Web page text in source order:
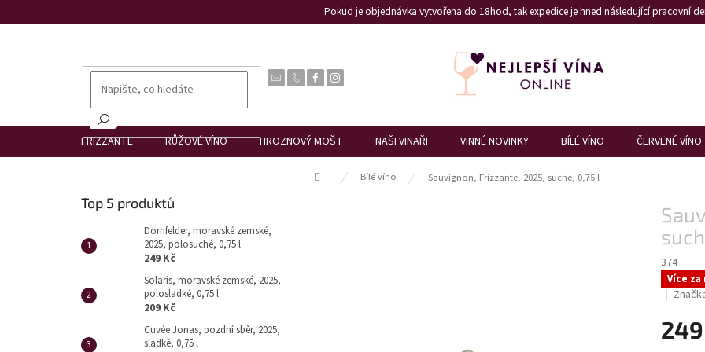
na
Pokud je objednávka vytvořena do 18hod, tak expedice je hned následující pracovní
FRIZZANTE RŮŽOVÉ VÍNO HROZNOVÝ MOŠT NAŠI VINAŘI VINNÉ NOVINKY BÍLÉ VÍNO ČERVENÉ VÍNO
Domů Bílé víno Sauvignon, Frizzante, 2025, suché, 0,75 l
Top 5 produktů
Dornfelder, moravské zemské,
2025, polosuché, 0,75 l
249 Kč
Solaris, moravské zemské, 2025,
polosladké, 0,75 l
209 Kč
Cuvée Jonas, pozdní sběr, 2025,
sladké, 0,75 l
374
Více za